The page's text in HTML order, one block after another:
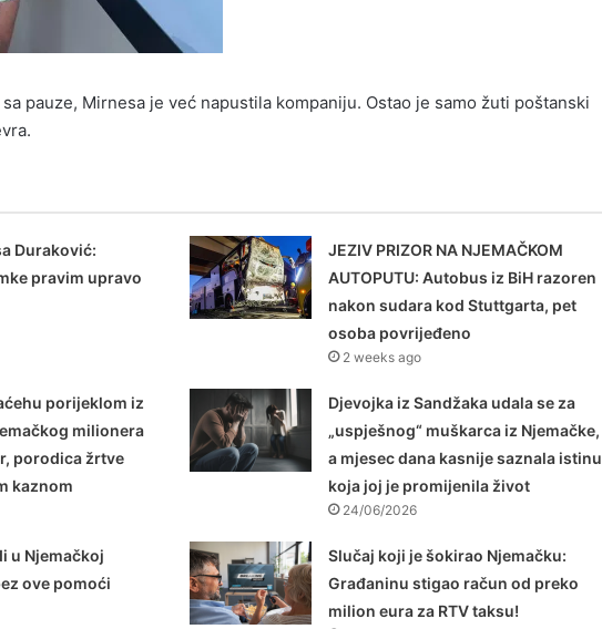
pauze, Mirnesa je već napustila kompaniju. Ostao je samo žuti poštanski
Duraković:
pravim upravo
JEZIV PRIZOR NA NJEMAČKOM
AUTOPUTU: Autobus iz BiH razoren
nakon sudara kod Stuttgarta, pet
osoba povrijeđeno
2 weeks ago
porijeklom iz
milionera
porodica žrtve
kaznom
Djevojka iz Sandžaka udala se za
„uspješnog“ muškarca iz Njemačke,
a mjesec dana kasnije saznala istinu
koja joj je promijenila život
24/06/2026
u Njemačkoj
ove pomoći
Slučaj koji je šokirao Njemačku:
Građaninu stigao račun od preko
milion eura za RTV taksu!